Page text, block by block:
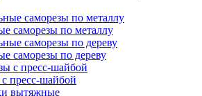
саморезы по металлу
саморезы по дереву
пресс-шайбой